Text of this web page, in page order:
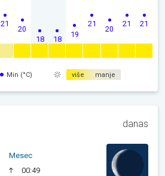
21
20
18 18
19
21
20
21 21
Min (°C) više manje
danas
Mesec
00:49